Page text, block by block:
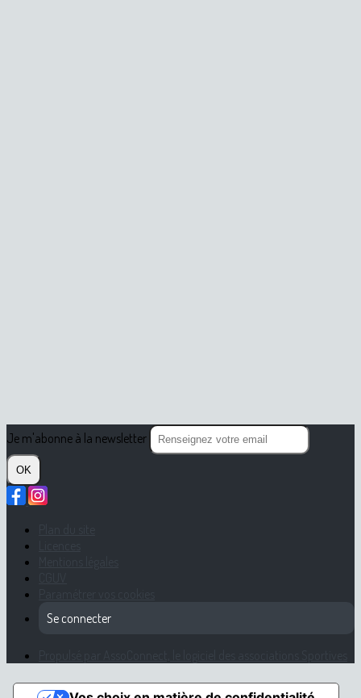
Je m'abonne à la newsletter
OK
Se connecter